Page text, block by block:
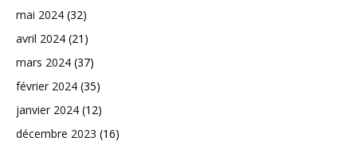
mai 2024 (32)
avril 2024 (21)
mars 2024 (37)
février 2024 (35)
janvier 2024 (12)
décembre 2023 (16)